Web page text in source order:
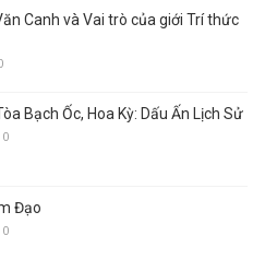
Canh và Vai trò của giới Trí thức
Bạch Ốc, Hoa Kỳ: Dấu Ấn Lịch Sử
0
Đạo
0